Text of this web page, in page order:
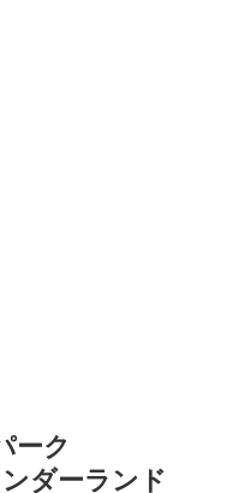
ーク
ダーランド